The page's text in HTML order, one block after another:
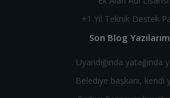
+1 Yıl Teknik Destek
Son Blog
Uyandığında yatağında
Belediye başkanı, kendi